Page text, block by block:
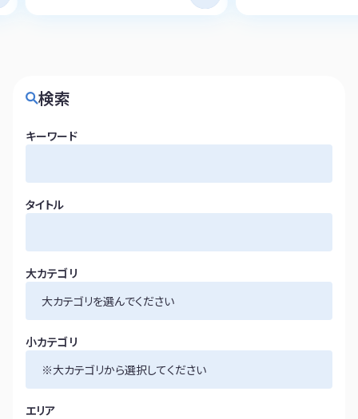
検索
キーワード
タイトル
大カテゴリ
小カテゴリ
エリア